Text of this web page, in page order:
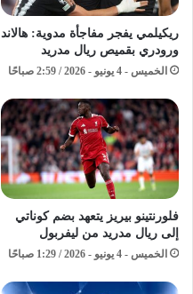
ريكيلمي يفجر مفاجأة مدوية: هالاند
ورودري بقميص ريال مدريد
الخميس - 4 يونيو - 2026 / 2:59 صباحًا
فلورنتينو بيريز يتعهد بضم كوناتي
إلى ريال مدريد من ليفربول
الخميس - 4 يونيو - 2026 / 1:29 صباحًا